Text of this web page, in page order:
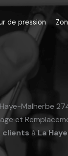
de pression
Malherbe
et
clients àLa